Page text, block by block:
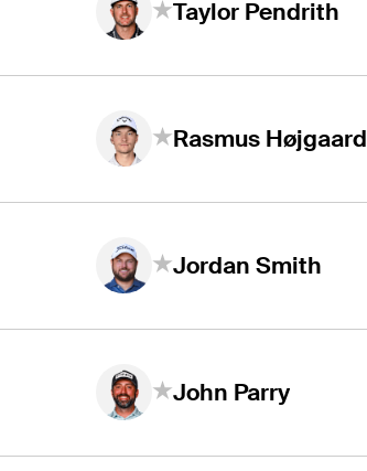
Taylor Pendrith
Rasmus Højgaard
Jordan Smith
John Parry